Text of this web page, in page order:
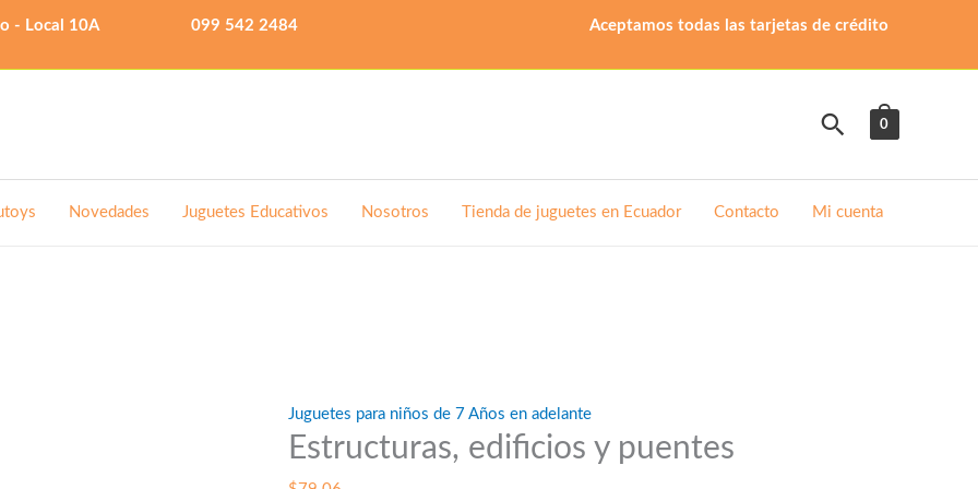
- Local 10A 099 542 2484 Aceptamos todas las tarjetas de crédito
Buscar
0
Novedades Juguetes Educativos Nosotros Tienda de juguetes en Ecuador Contacto Mi cuenta
Juguetes para niños de 7 Años en adelante
Estructuras, edificios y puentes